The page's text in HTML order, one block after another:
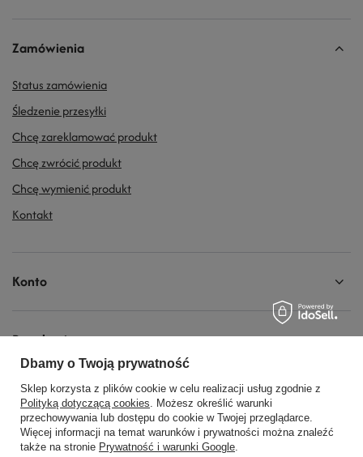
Zamówienia
Status zamówienia
Śledzenie przesyłki
Chcę zareklamować produkt
Chcę zwrócić produkt
Chcę wymienić produkt
Kontakt
Konto
Regulaminy
Social Media
Dbamy o Twoją prywatność
Sklep korzysta z plików cookie w celu realizacji usług zgodnie z
Polityką dotyczącą cookies. Możesz określić warunki
przechowywania lub dostępu do cookie w Twojej przeglądarce.
Więcej informacji na temat warunków i prywatności można znaleźć
także na stronie Prywatność i warunki Google.